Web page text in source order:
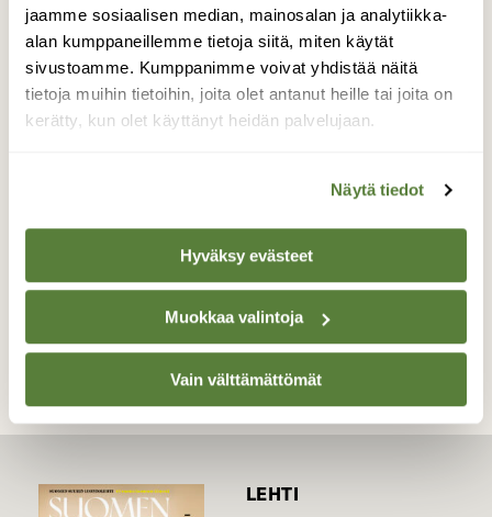
jaamme sosiaalisen median, mainosalan ja analytiikka-
alan kumppaneillemme tietoja siitä, miten käytät
sivustoamme. Kumppanimme voivat yhdistää näitä
tietoja muihin tietoihin, joita olet antanut heille tai joita on
kerätty, kun olet käyttänyt heidän palvelujaan.
Näytä tiedot
Hyväksy evästeet
Muokkaa valintoja
Vain välttämättömät
Laulujoutsenia
Ovat nukkuneet tarpeeksi, joten voi taas
lähteä syömään.
kansallispuisto Heinäkuu
TAKAISIN LISTAAN
LEHTI